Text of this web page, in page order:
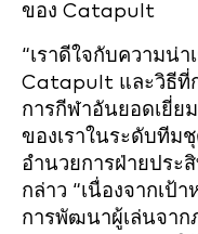
ของ Catapult
“เราดีใจกับความน่
Catapult และวิธีที่
การกีฬาอันยอดเยี่ย
ของเราในระดับทีม
อำนวยการฝ่ายประ
กล่าว “เนื่องจากเป้
การพัฒนาผู้เล่นจาก